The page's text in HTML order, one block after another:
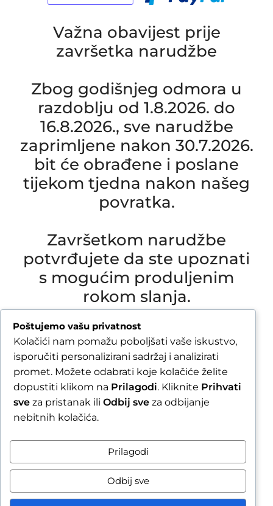
Važna obavijest prije
završetka narudžbe
Zbog godišnjeg odmora u
razdoblju od 1.8.2026. do
16.8.2026., sve narudžbe
zaprimljene nakon 30.7.2026.
bit će obrađene i poslane
tijekom tjedna nakon našeg
povratka.
Završetkom narudžbe
potvrđujete da ste upoznati
s mogućim produljenim
rokom slanja.
Due to our annual holiday from 1 August 2026 to
16 August 2026, all orders received after 30 July
2026 will be processed and shipped during the
week following our return.
By completing your order, you confirm that you
are aware of the possible extended shipping
Zatvori obavijest / Close
Poštujemo vašu privatnost
Kolačići nam pomažu poboljšati vaše iskustvo,
isporučiti personalizirani sadržaj i analizirati
promet. Možete odabrati koje kolačiće želite
dopustiti klikom na Prilagodi. Kliknite Prihvati
sve za pristanak ili Odbij sve za odbijanje
nebitnih kolačića.
Prilagodi
Odbij sve
Raskid ugovora